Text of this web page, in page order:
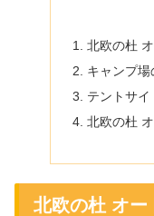
北欧の杜
キャンプ
テントサイ
北欧の杜
北欧の杜 オー